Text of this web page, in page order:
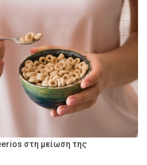
στη μείωση της